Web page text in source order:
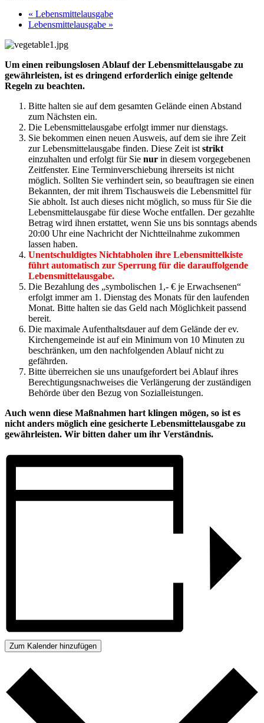
« Lebensmittelausgabe
Lebensmittelausgabe »
Um einen reibungslosen Ablauf der Lebensmittelausgabe zu
gewährleisten, ist es dringend erforderlich einige geltende
Regeln zu beachten.
Bitte halten sie auf dem gesamten Gelände einen Abstand
zum Nächsten ein.
Die Lebensmittelausgabe erfolgt immer nur dienstags.
Sie bekommen einen neuen Ausweis, auf dem sie ihre Zeit
zur Lebensmittelausgabe finden. Diese Zeit ist strikt
einzuhalten und erfolgt für Sie nur in diesem vorgegebenen
Zeitfenster. Eine Terminverschiebung ihrerseits ist nicht
möglich. Sollten Sie verhindert sein, so beauftragen sie einen
Bekannten, der mit ihrem Tischausweis die Lebensmittel für
Sie abholt. Ist auch dieses nicht möglich, so muss für Sie die
Lebensmittelausgabe für diese Woche entfallen. Der gezahlte
Betrag wird ihnen erstattet, wenn Sie uns bis sonntags abends
20:00 Uhr eine Nachricht der Nichtteilnahme zukommen
lassen haben.
Unentschuldigtes Nichtabholen ihre Lebensmittelkiste
führt automatisch zur Sperrung für die darauffolgende
Lebensmittelausgabe.
Die Bezahlung des „symbolischen 1,- € je Erwachsenen“
erfolgt immer am 1. Dienstag des Monats für den laufenden
Monat. Bitte halten sie das Geld nach Möglichkeit passend
bereit.
Die maximale Aufenthaltsdauer auf dem Gelände der ev.
Kirchengemeinde ist auf ein Minimum von 10 Minuten zu
beschränken, um den nachfolgenden Ablauf nicht zu
gefährden.
Bitte überreichen sie uns unaufgefordert bei Ablauf ihres
Berechtigungsnachweises die Verlängerung der zuständigen
Behörde über den Bezug von Sozialleistungen.
Auch wenn diese Maßnahmen hart klingen mögen, so ist es
nicht anders möglich eine gesicherte Lebensmittelausgabe zu
gewährleisten. Wir bitten daher um ihr Verständnis.
Zum Kalender hinzufügen